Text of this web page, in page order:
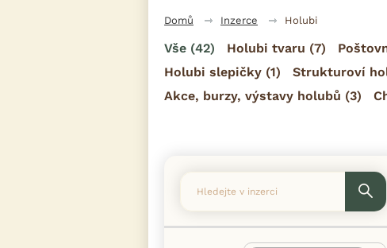
Domů Inzerce Holubi
Vše (42) Holubi tvaru (7)
Holubi slepičky (1) Strukturoví
Akce, burzy, výstavy holubů (3)